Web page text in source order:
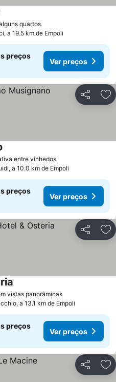
quartos
a 19.5 km de Empoli
preços
Ver preços
Partilhar
entre vinhedos
a 10.0 km de Empoli
preços
Ver preços
Partilhar
vistas panorâmicas
a 13.1 km de Empoli
preços
Ver preços
Partilhar